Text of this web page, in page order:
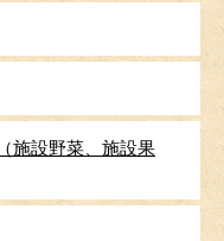
施設野菜、施設果